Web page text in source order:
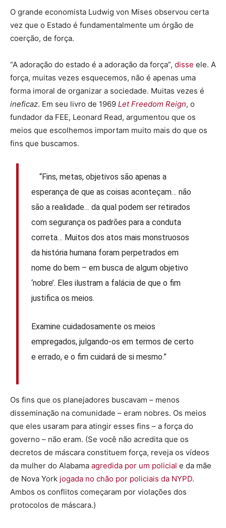
O grande economista Ludwig von Mises observou certa
vez que o Estado é fundamentalmente um órgão de
coerção, de força.
“A adoração do estado é a adoração da força”, disse ele. A
força, muitas vezes esquecemos, não é apenas uma
forma imoral de organizar a sociedade. Muitas vezes é
ineficaz. Em seu livro de 1969 Let Freedom Reign, o
fundador da FEE, Leonard Read, argumentou que os
meios que escolhemos importam muito mais do que os
fins que buscamos.
“Fins, metas, objetivos são apenas a
esperança de que as coisas aconteçam… não
são a realidade… da qual podem ser retirados
com segurança os padrões para a conduta
correta… Muitos dos atos mais monstruosos
da história humana foram perpetrados em
nome do bem – em busca de algum objetivo
‘nobre’. Eles ilustram a falácia de que o fim
justifica os meios.
Examine cuidadosamente os meios
empregados, julgando-os em termos de certo
e errado, e o fim cuidará de si mesmo.”
Os fins que os planejadores buscavam – menos
disseminação na comunidade – eram nobres. Os meios
que eles usaram para atingir esses fins – a força do
governo – não eram. (Se você não acredita que os
decretos de máscara constituem força, reveja os vídeos
da mulher do Alabama agredida por um policial e da mãe
de Nova York jogada no chão por policiais da NYPD.
Ambos os conflitos começaram por violações dos
protocolos de máscara.)